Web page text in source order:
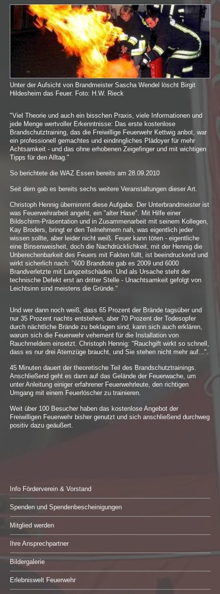
Unter der Aufsicht von Brandmeister Sascha Wendel löscht Birgit
Hildesheim das Feuer. Foto: H.W. Rieck
"Viel Theorie und auch ein bisschen Praxis, viele Informationen und
jede Menge wertvoller Erkenntnisse: Das erste kostenlose
Brandschutztraining, das die Freiwillige Feuerwehr Kettwig anbot, war
ein professionell gemachtes und eindringliches Plädoyer für mehr
Achtsamkeit - und das ohne erhobenen Zeigefinger und mit wichtigen
Tipps für den Alltag."
So berichtete die WAZ Essen bereits am 28.09.2010
Seit dem gab es bereits sechs weitere Veranstaltungen dieser Art.
Christoph Hennig übernimmt diese Aufgabe. Der Unterbrandmeister ist
was Feuerwehrarbeit angeht, ein "alter Hase". Mit Hilfe einer
Bildschirm-Präsentation und in Zusammenarbeit mit seinem Kollegen,
Kay Broders, bringt er den Teilnehmern nah, was eigentlich jeder
wissen sollte, aber leider nicht weiß. Feuer kann töten - eigentliche
eine Binsenweisheit, doch die Nachdrücklichkeit, mit der Hennig die
Unberechenbarkeit des Feuers mit Fakten füllt, ist beeindruckend und
wirkt sicherlich nach: "600 Brandtote gab es 2009 und 6000
Brandverletzte mit Langzeitschäden. Und als Ursache steht der
technische Defekt erst an dritter Stelle - Unachtsamkeit gefolgt von
Leichtsinn sind meistens die Gründe."
Und wer dann noch weiß, dass 65 Prozent der Brände tagsüber und
nur 35 Prozent nachts entstehen, aber 70 Prozent der Todesopfer
durch nächtliche Brände zu beklagen sind, kann sich auch erklären,
warum sich die Feuerwehr vehement für die Installation von
Rauchmeldern einsetzt. Christoph Hennig: "Rauchgift wirkt so schnell,
dass es nur drei Atemzüge braucht, und Sie stehen nicht mehr auf...".
45 Minuten dauert der theoretische Teil des Brandschutztrainings.
Anschließend geht es dann auf das Gelände der Feuerwache, um
unter Anleitung einiger erfahrener Feuerwehrleute, den richtigen
Umgang mit einem Feuerlöscher zu trainieren.
Weit über 100 Besucher haben das kostenlose Angebot der
Freiwilligen Feuerwehr bisher genutzt und sich anschließend durchweg
positiv dazu geäußert.
Info Förderverein & Vorstand
Spenden und Spendenbescheinigungen
Mitglied werden
Ihre Ansprechpartner
Bildergalerie
Erlebniswelt Feuerwehr